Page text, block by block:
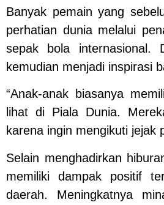
Banyak pemain yang
perhatian dunia melalui
sepak bola internasional.
kemudian menjadi inspirasi
“Anak-anak biasanya
lihat di Piala Dunia.
karena ingin mengikuti jejak
Selain menghadirkan
memiliki dampak positif
daerah. Meningkatnya